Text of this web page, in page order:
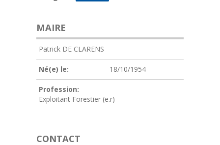
MAIRE
Patrick DE CLARENS
Né(e) le: 18/10/1954
Profession:
Exploitant Forestier (e.r)
CONTACT